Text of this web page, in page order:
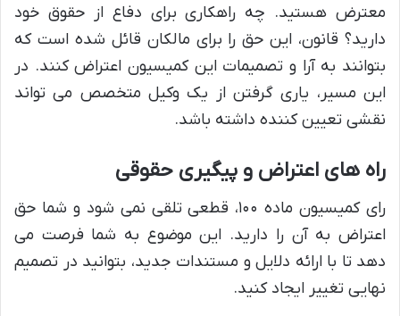
معترض هستید. چه راهکاری برای دفاع از حقوق خود
دارید؟ قانون، این حق را برای مالکان قائل شده است که
بتوانند به آرا و تصمیمات این کمیسیون اعتراض کنند. در
این مسیر، یاری گرفتن از یک وکیل متخصص می تواند
نقشی تعیین کننده داشته باشد.
راه های اعتراض و پیگیری حقوقی
رای کمیسیون ماده ۱۰۰، قطعی تلقی نمی شود و شما حق
اعتراض به آن را دارید. این موضوع به شما فرصت می
دهد تا با ارائه دلایل و مستندات جدید، بتوانید در تصمیم
نهایی تغییر ایجاد کنید.